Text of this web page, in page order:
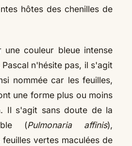
hôtes des chenilles de
couleur bleue intense
n'hésite pas, il s'agit
nommée car les feuilles,
une forme plus ou moins
Il s'agit sans doute de la
(Pulmonaria affinis),
vertes maculées de